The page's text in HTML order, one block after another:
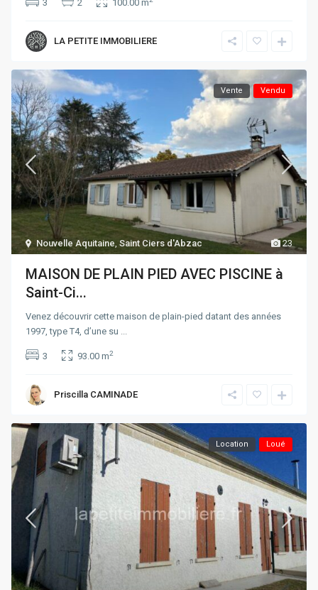
3 2 100.00 m
LA PETITE IMMOBILIERE
23
Nouvelle Aquitaine,Saint Ciers d'Abzac
Vente Vendu
MAISON DE PLAIN PIED AVEC PISCINE à
Saint-Ci...
Venez découvrir cette maison de plain-pied datant des années
1997, type T4, d’une su ...
3 93.00 m2
Priscilla CAMINADE
Location Loué